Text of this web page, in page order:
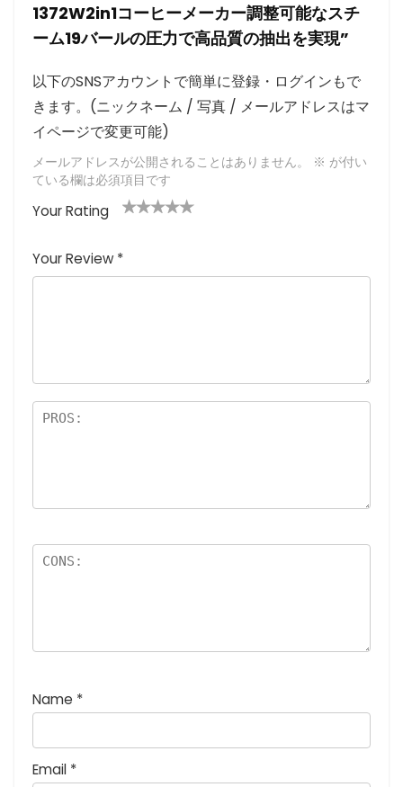
1372W2in1コーヒーメーカー調整可能なスチ
ーム19バールの圧力で高品質の抽出を実現”
以下のSNSアカウントで簡単に登録・ログインもで
きます。(ニックネーム / 写真 / メールアドレスはマ
イページで変更可能)
メールアドレスが公開されることはありません。 ※ が付い
ている欄は必須項目です
Your Rating
つ
星
価
星
(最
(最高
評価:
(最高評
価: 5つ
高評価: 5
つ星)
Your Review *
Name *
Email *